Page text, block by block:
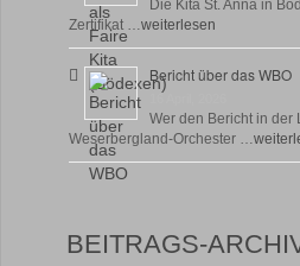
Die Kita St. Anna in
Zertifikat …weiterlesen
Bericht über das WBO
Wer den Bericht in der
Weserbergland-Orchester …
BEITRAGS-